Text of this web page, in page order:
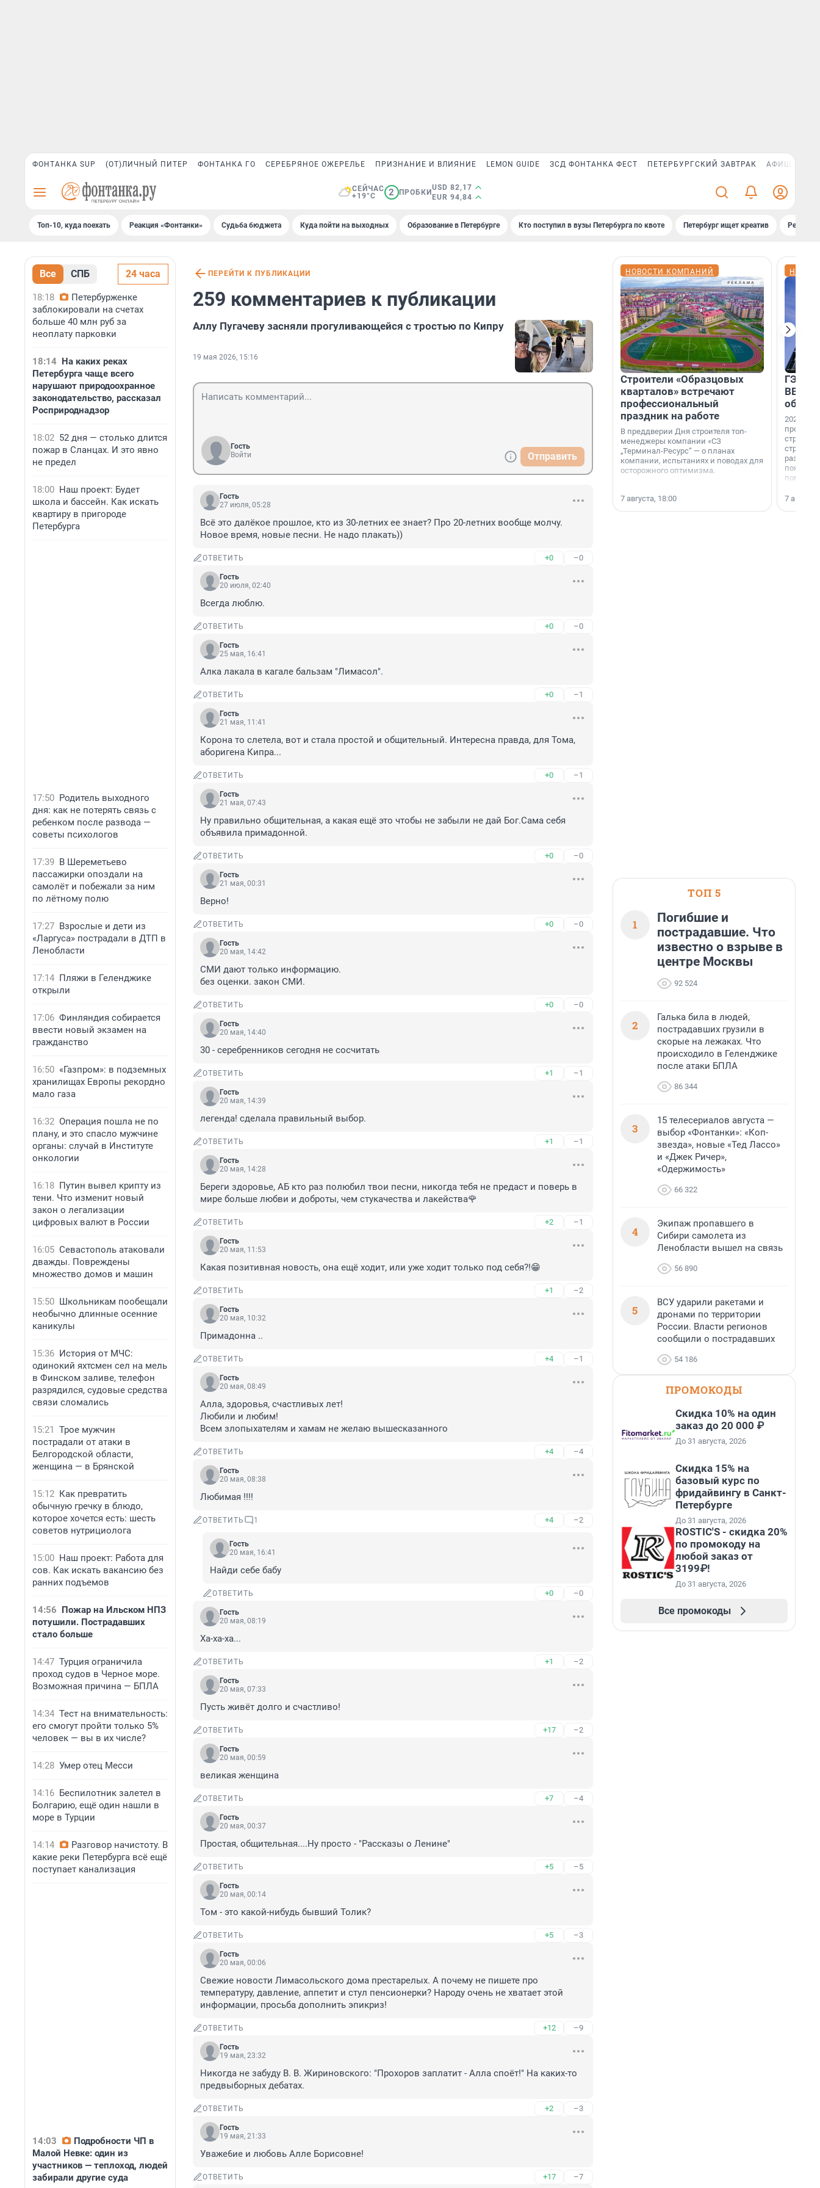
ФОНТАНКА SUP (ОТ)ЛИЧНЫЙ ПИТЕР ФОНТАНКА ГО СЕРЕБРЯНОЕ ОЖЕРЕЛЬЕ ПРИЗНАНИЕ И ВЛИЯНИЕ LEMON GUIDE ЗСД ФОНТАНКА ФЕСТ ПЕТЕРБУРГСКИЙ ЗАВТРАК АФИША PLUS
СЕЙЧАС
+19°C
2 ПРОБКИ
USD 82,17
EUR 94,84
Топ-10, куда поехать Реакция «Фонтанки» Судьба бюджета Куда пойти на выходных Образование в Петербурге Кто поступил в вузы Петербурга по квоте Петербург ищет креатив
Все СПБ 24 часа
18:18
Петербурженке
заблокировали на счетах
больше 40 млн руб за
неоплату парковки
18:14 На каких реках
Петербурга чаще всего
нарушают природоохранное
законодательство, рассказал
Росприроднадзор
18:02 52 дня — столько длится
пожар в Сланцах. И это явно
не предел
18:00 Наш проект: Будет
школа и бассейн. Как искать
квартиру в пригороде
Петербурга
17:50 Родитель выходного
дня: как не потерять связь с
ребенком после развода —
советы психологов
17:39 В Шереметьево
пассажирки опоздали на
самолёт и побежали за ним
по лётному полю
17:27 Взрослые и дети из
«Ларгуса» пострадали в ДТП в
Ленобласти
17:14 Пляжи в Геленджике
открыли
17:06 Финляндия собирается
ввести новый экзамен на
гражданство
16:50 «Газпром»: в подземных
хранилищах Европы рекордно
мало газа
16:32 Операция пошла не по
плану, и это спасло мужчине
органы: случай в Институте
онкологии
16:18 Путин вывел крипту из
тени. Что изменит новый
закон о легализации
цифровых валют в России
16:05 Севастополь атаковали
дважды. Повреждены
множество домов и машин
15:50 Школьникам пообещали
необычно длинные осенние
каникулы
15:36 История от МЧС:
одинокий яхтсмен сел на мель
в Финском заливе, телефон
разрядился, судовые средства
связи сломались
15:21 Трое мужчин
пострадали от атаки в
Белгородской области,
женщина — в Брянской
15:12 Как превратить
обычную гречку в блюдо,
которое хочется есть: шесть
советов нутрициолога
15:00 Наш проект: Работа для
сов. Как искать вакансию без
ранних подъемов
14:56 Пожар на Ильском НПЗ
потушили. Пострадавших
стало больше
14:47 Турция ограничила
проход судов в Черное море.
Возможная причина — БПЛА
14:34 Тест на внимательность:
его смогут пройти только 5%
человек — вы в их числе?
14:28 Умер отец Месси
14:16 Беспилотник залетел в
Болгарию, ещё один нашли в
море в Турции
14:14
Разговор начистоту. В
какие реки Петербурга всё ещё
поступает канализация
14:03
Подробности ЧП в
Малой Невке: один из
участников — теплоход, людей
забирали другие суда
ПЕРЕЙТИ К ПУБЛИКАЦИИ
259 комментариев к публикации
Аллу Пугачеву засняли прогуливающейся с тростью по Кипру
19 мая 2026, 15:16
Гость
Войти
Отправить
Гость
27 июля, 05:28
Всё это далёкое прошлое, кто из 30-летних ее знает? Про 20-летних вообще молчу.
Новое время, новые песни. Не надо плакать))
ОТВЕТИТЬ +0 –0
Гость
20 июля, 02:40
Всегда люблю.
ОТВЕТИТЬ +0 –0
Гость
25 мая, 16:41
Алка лакала в кагале бальзам "Лимасол".
ОТВЕТИТЬ +0 –1
Гость
21 мая, 11:41
Корона то слетела, вот и стала простой и общительный. Интересна правда, для Тома,
аборигена Кипра...
ОТВЕТИТЬ +0 –1
Гость
21 мая, 07:43
Ну правильно общительная, а какая ещё это чтобы не забыли не дай Бог.Сама себя
объявила примадонной.
ОТВЕТИТЬ +0 –0
Гость
21 мая, 00:31
Верно!
ОТВЕТИТЬ +0 –0
Гость
20 мая, 14:42
СМИ дают только информацию.
без оценки. закон СМИ.
ОТВЕТИТЬ +0 –0
Гость
20 мая, 14:40
30 - серебренников сегодня не сосчитать
ОТВЕТИТЬ +1 –1
Гость
20 мая, 14:39
легенда! сделала правильный выбор.
ОТВЕТИТЬ +1 –1
Гость
20 мая, 14:28
Береги здоровье, АБ кто раз полюбил твои песни, никогда тебя не предаст и поверь в
мире больше любви и доброты, чем стукачества и лакейства🌹
ОТВЕТИТЬ +2 –1
Гость
20 мая, 11:53
Какая позитивная новость, она ещё ходит, или уже ходит только под себя?!😁
ОТВЕТИТЬ +1 –2
Гость
20 мая, 10:32
Примадонна ..
ОТВЕТИТЬ +4 –1
Гость
20 мая, 08:49
Алла, здоровья, счастливых лет!
Любили и любим!
Всем злопыхателям и хамам не желаю вышесказанного
ОТВЕТИТЬ +4 –4
Гость
20 мая, 08:38
Любимая !!!!
ОТВЕТИТЬ 1 +4 –2
Гость
20 мая, 16:41
Найди себе бабу
ОТВЕТИТЬ +0 –0
Гость
20 мая, 08:19
Ха-ха-ха...
ОТВЕТИТЬ +1 –2
Гость
20 мая, 07:33
Пусть живёт долго и счастливо!
ОТВЕТИТЬ +17 –2
Гость
20 мая, 00:59
великая женщина
ОТВЕТИТЬ +7 –4
Гость
20 мая, 00:37
Простая, общительная....Ну просто - "Рассказы о Ленине"
ОТВЕТИТЬ +5 –5
Гость
20 мая, 00:14
Том - это какой-нибудь бывший Толик?
ОТВЕТИТЬ +5 –3
Гость
20 мая, 00:06
Свежие новости Лимасольского дома престарелых. А почему не пишете про
температуру, давление, аппетит и стул пенсионерки? Народу очень не хватает этой
информации, просьба дополнить эпикриз!
ОТВЕТИТЬ +12 –9
Гость
19 мая, 23:32
Никогда не забуду В. В. Жириновского: "Прохоров заплатит - Алла споёт!" На каких-то
предвыборных дебатах.
ОТВЕТИТЬ +2 –3
Гость
19 мая, 21:33
Уваже6ие и любовь Алле Борисовне!
ОТВЕТИТЬ +17 –7
НОВОСТИ КОМПАНИЙ
Строители «Образцовых
кварталов» встречают
профессиональный
праздник на работе
В преддверии Дня строителя топ-
менеджеры компании «СЗ
„Терминал-Ресурс“ — о планах
компании, испытаниях и поводах для
осторожного оптимизма.
7 августа, 18:00
ГЭС,
ВВП: в
об
2026-й —
раз. В
7
ТОП 5
1
Погибшие и
пострадавшие. Что
известно о взрыве в
центре Москвы
92 524
2
Галька била в людей,
пострадавших грузили в
скорые на лежаках. Что
происходило в Геленджике
после атаки БПЛА
86 344
3
15 телесериалов августа —
выбор «Фонтанки»: «Коп-
звезда», новые «Тед Лассо»
и «Джек Ричер»,
«Одержимость»
66 322
4
Экипаж пропавшего в
Сибири самолета из
Ленобласти вышел на связь
56 890
5
ВСУ ударили ракетами и
дронами по территории
России. Власти регионов
сообщили о пострадавших
54 186
ПРОМОКОДЫ
Скидка 10% на один
заказ до 20 000 ₽
До 31 августа, 2026
Скидка 15% на
базовый курс по
фридайвингу в Санкт-
Петербурге
До 31 августа, 2026
ROSTIC'S - скидка 20%
по промокоду на
любой заказ от
3199₽!
До 31 августа, 2026
Все промокоды